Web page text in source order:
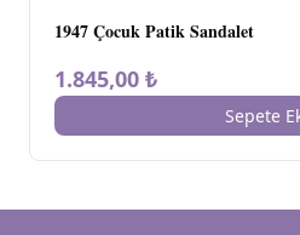
1947 Çocuk Patik Sandalet
1.845,00 ₺
Sepete